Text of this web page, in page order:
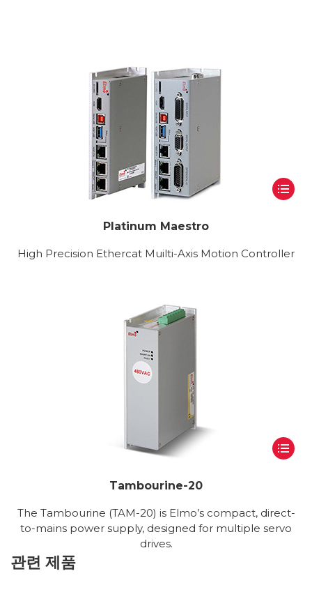
Platinum Maestro
High Precision Ethercat Muilti-Axis Motion Controller
Tambourine-20
The Tambourine (TAM-20) is Elmo’s compact, direct-
to-mains power supply, designed for multiple servo
drives.
관련 제품